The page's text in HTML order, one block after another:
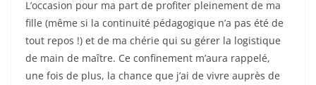
L’occasion pour ma part de profiter pleinement de ma
fille (même si la continuité pédagogique n’a pas été de
tout repos !) et de ma chérie qui su gérer la logistique
de main de maître. Ce confinement m’aura rappelé,
une fois de plus, la chance que j’ai de vivre auprès de